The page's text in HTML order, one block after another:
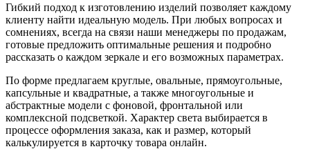
Гибкий подход к изготовлению изделий позволяет каждому
клиенту найти идеальную модель. При любых вопросах и
сомнениях, всегда на связи наши менеджеры по продажам,
готовые предложить оптимальные решения и подробно
рассказать о каждом зеркале и его возможных параметрах.
По форме предлагаем круглые, овальные, прямоугольные,
капсульные и квадратные, а также многоугольные и
абстрактные модели с фоновой, фронтальной или
комплексной подсветкой. Характер света выбирается в
процессе оформления заказа, как и размер, который
калькулируется в карточку товара онлайн.